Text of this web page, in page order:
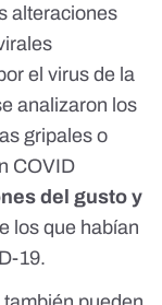
alteraciones
el virus de la
analizaron los
gripales o
COVID
del gusto y
los que habían
19.